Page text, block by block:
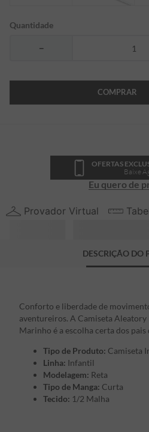
Quantidade
－
COMPRAR
OFERTAS
Baixe
Eu quero de
Provador Virtual
DESCRIÇÃO DO
Conforto e liberdade de
aventureiros. A Camiseta
Marinho é a escolha certa dos
Tipo de Produto: Camiseta
Linha: Infantil
Modelagem: Reta
Tipo de Manga: Curta
Tecido: 1/2 Malha